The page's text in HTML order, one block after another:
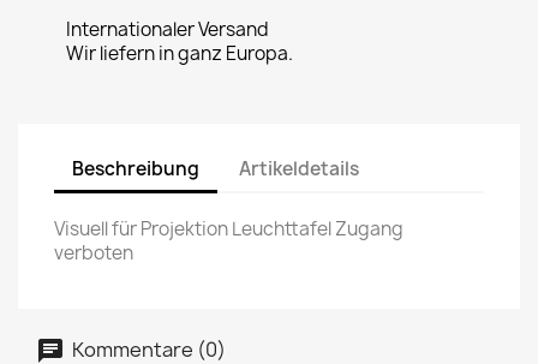
Internationaler Versand
Wir liefern in ganz Europa.
Beschreibung Artikeldetails
Visuell für Projektion Leuchttafel Zugang
verboten
Kommentare (0)